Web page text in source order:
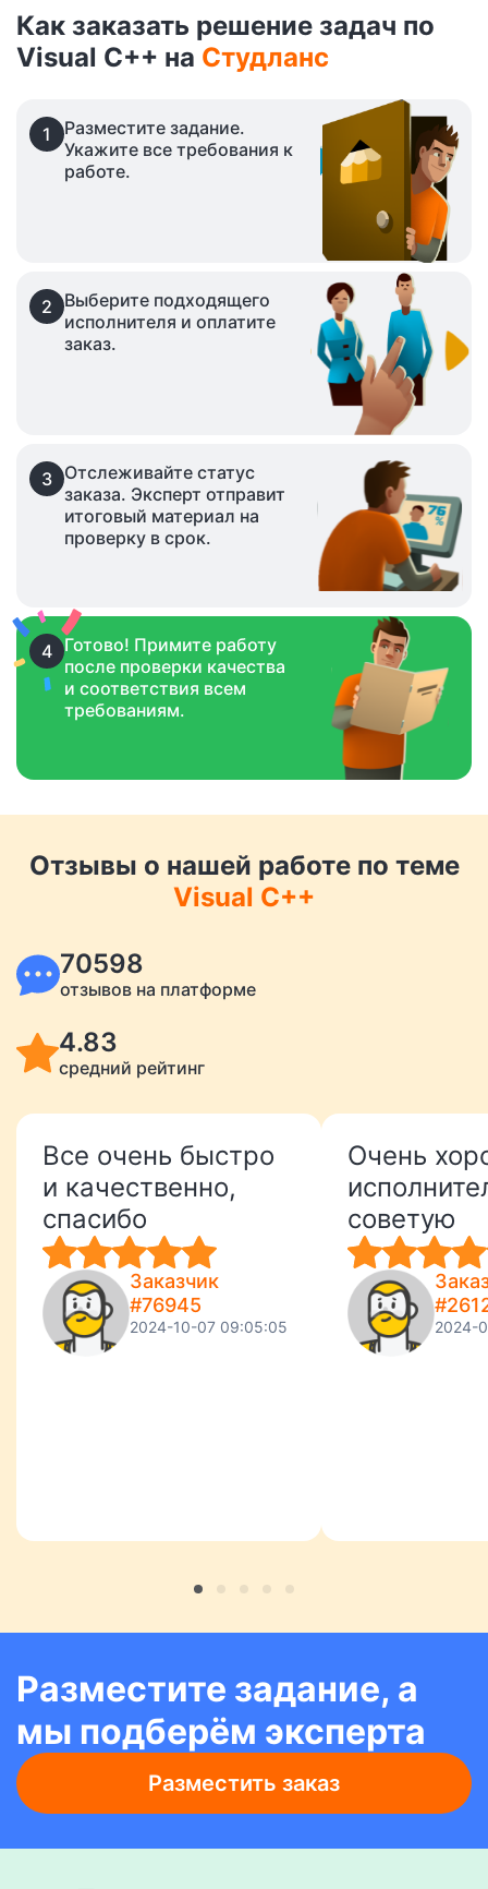
Как заказать решение задач по
Visual C++ на Студланс
1
Разместите задание.
Укажите все требования к
работе.
2
Выберите подходящего
исполнителя и оплатите
заказ.
3 Отслеживайте статус
заказа. Эксперт отправит
итоговый материал на
проверку в срок.
4 Готово! Примите работу
после проверки качества
и соответствия всем
требованиям.
Отзывы о нашей работе по теме
Visual C++
70598
отзывов на платформе
4.83
средний рейтинг
Все очень быстро
и качественно,
спасибо
Заказчик
#76945
2024-10-07 09:05:05
Очень
советую
2024-
Разместите задание, а
мы подберём эксперта
Разместить заказ